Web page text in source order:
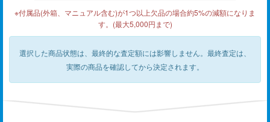
※付属品(外箱、マニュアル含む)が1つ以上欠品の場合約5%の減額になりま
す。(最大5,000円まで)
選択した商品状態は、最終的な査定額には影響しません。 最終査定は、
実際の商品を確認してから決定されます。